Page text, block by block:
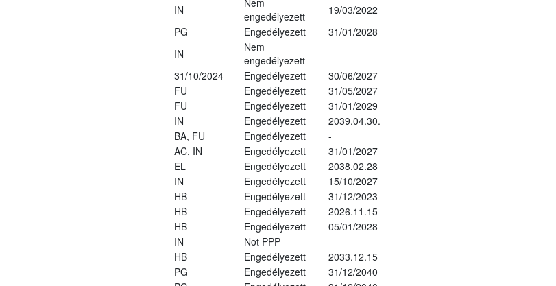
IN
engedélyezett
19/03/2022
PG Engedélyezett
31/01/2028
IN
Nem
engedélyezett
31/10/2024 Engedélyezett
30/06/2027
FU Engedélyezett
31/05/2027
FU Engedélyezett
31/01/2029
IN Engedélyezett
2039.04.30.
BA, FU Engedélyezett
-
AC, IN Engedélyezett
31/01/2027
EL Engedélyezett
2038.02.28
IN Engedélyezett
15/10/2027
HB Engedélyezett
31/12/2023
HB Engedélyezett
2026.11.15
HB Engedélyezett
05/01/2028
IN Not PPP
-
HB Engedélyezett
2033.12.15
PG Engedélyezett
31/12/2040